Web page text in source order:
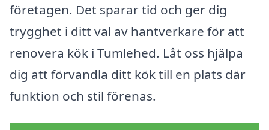
företagen. Det sparar tid och ger dig
trygghet i ditt val av hantverkare för att
renovera kök i Tumlehed. Låt oss hjälpa
dig att förvandla ditt kök till en plats där
funktion och stil förenas.